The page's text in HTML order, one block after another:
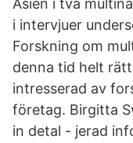
Asien i två
i intervjuer
Forskning om
denna tid helt
intresserad av
företag. Birgitta
in detal - jerad